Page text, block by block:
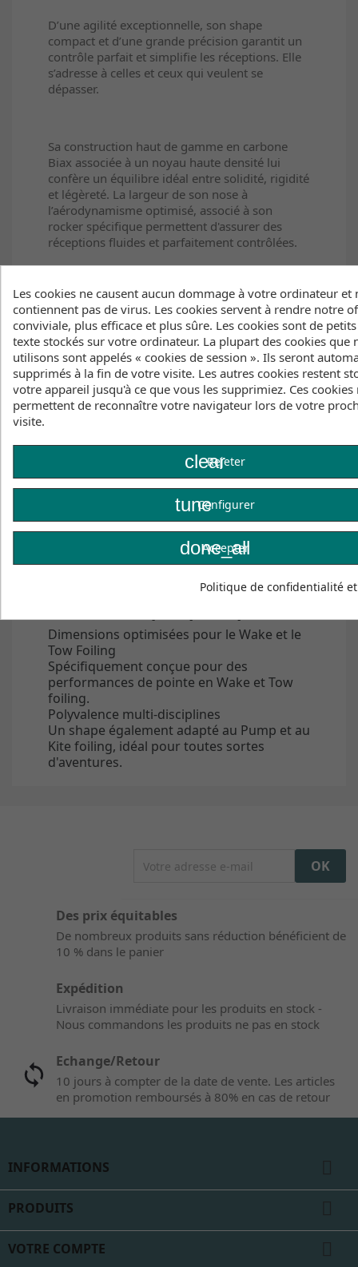
D’une agilité exceptionnelle, son shape
compact et d’une grande précision garantit un
contrôle parfait et simplifie les réceptions. Elle
s’adresse à celles et ceux qui veulent se
dépasser.
Sa construction haut de gamme en carbone
Biax associée à un noyau haute densité lui
confère un équilibre idéal entre solidité, rigidité
et légèreté. La largeur de son nose à
l’aérodynamisme optimisé, associé à son
rocker spécifique permettent d'assurer des
réceptions fluides et parfaitement contrôlées.
La DUOTONE Strider Wake SLS propose
plusieurs options de straps, permettant
d’adapter précisément la configuration selon la
discipline pratiquée. Le pad fin offre un ressenti
direct, tandis que le kick tail procure un
supplément d’appui pour les tricks. Équipée
d’un plug pour leash, la Strider Wake SLS mise
autant sur la sécurité que sur l'aspect pratique,
conditions et configuration, en Tow, Wake,
Avec ses 3’10’’ x 16.75’’ (17 L), cette petite
bombe réunit maniabilité, précision et
robustesse pour des performances multi-
disciplines exceptionnelles !
Dimensions optimisées pour le Wake et le
Tow Foiling
Spécifiquement conçue pour des
performances de pointe en Wake et Tow
foiling.
Polyvalence multi-disciplines
Un shape également adapté au Pump et au
Kite foiling, idéal pour toutes sortes
d'aventures.
Des prix équitables
De nombreux produits sans réduction bénéficient de
10 % dans le panier
Expédition
Livraison immédiate pour les produits en stock -
Nous commandons les produits ne pas en stock
Echange/Retour
10 jours à compter de la date de vente. Les articles
en promotion remboursés à 80% en cas de retour
INFORMATIONS
PRODUITS
VOTRE COMPTE
Les cookies ne causent aucun dommage à votre ordinateur et
contiennent pas de virus. Les cookies servent à rendre notre
conviviale, plus efficace et plus sûre. Les cookies sont de
texte stockés sur votre ordinateur. La plupart des cookies que
utilisons sont appelés « cookies de session ». Ils seront
supprimés à la fin de votre visite. Les autres cookies restent
votre appareil jusqu'à ce que vous les supprimiez. Ces cookies
permettent de reconnaître votre navigateur lors de votre
visite.
clearRejeter
tuneConfigurer
done_all
Accepter
Politique de confidentialité